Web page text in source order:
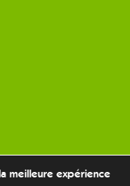
meilleure expérience